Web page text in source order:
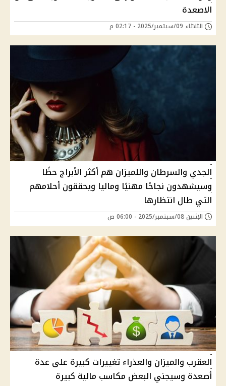
الاصعدة
الثلاثاء 09/سبتمبر/2025 - 02:17 م
الجدي والسرطان واللميزان هم أكثر الأبراج حظًا
وسيشهدون نجاحًا مهنيًا وماليا ويحققون أحلامهم
التي طال انتظارها
الإثنين 08/سبتمبر/2025 - 06:00 ص
العقرب والميزان والعذراء تغييرات كبيرة على عدة
أصعدة وسيجني البعض مكاسب مالية كبيرة